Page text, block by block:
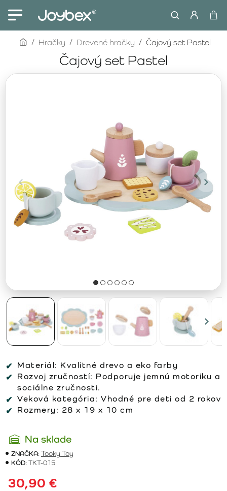
Čajový set Pastel
homeHračky Drevené hračky Čajový set Pastel
Materiál: Kvalitné drevo a eko farby
Rozvoj zručností: Podporuje jemnú motoriku a
sociálne zručnosti.
Veková kategória: Vhodné pre deti od 2 rokov
Rozmery: 28 x 19 x 10 cm
Na sklade
ZNAČKA:Tooky Toy
KÓD:TKT-015
30,90 €